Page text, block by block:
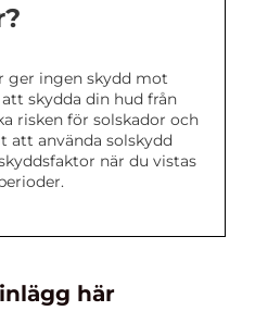
ger ingen skydd mot
skydda din hud från
risken för solskador och
att använda solskydd
när du vistas
här